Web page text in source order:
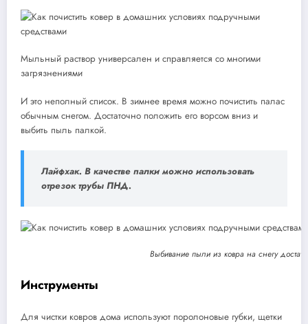
Мыльный раствор универсален и справляется со многими
загрязнениями
И это неполный список. В зимнее время можно почистить палас
обычным снегом. Достаточно положить его ворсом вниз и
выбить пыль палкой.
Лайфхак. В качестве палки можно использовать
отрезок трубы ПНД.
Выбивание пыли из ковра на снегу
Инструменты
Для чистки ковров дома используют поролоновые губки, щетки